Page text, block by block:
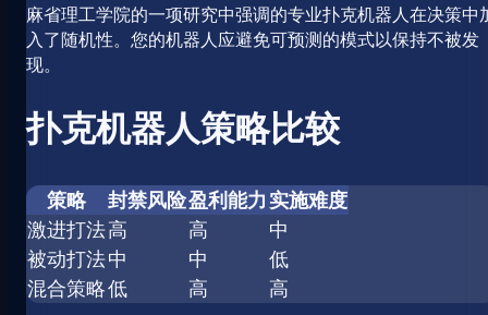
麻省理工学院的一项研究中强调的专业扑克机器人在决策中
入了随机性。您的机器人应避免可预测的模式以保持不被发
现。
扑克机器人策略比较
策略 封禁风险盈利能力 实施难度
激进打法高 高
中
被动打法中 中
低
混合策略低 高 高